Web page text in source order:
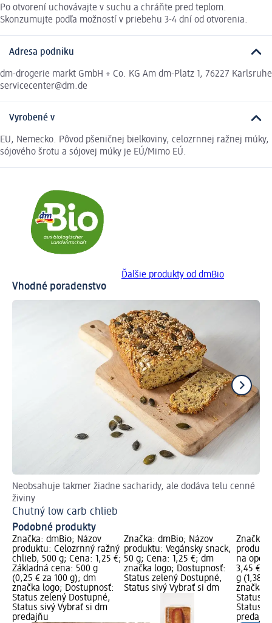
Po otvorení uchovávajte v suchu a chráňte pred teplom.
Skonzumujte podľa možností v priebehu 3-4 dní od otvorenia.
Adresa podniku
dm-drogerie markt GmbH + Co. KG Am dm-Platz 1, 76227 Karlsruhe
servicecenter@dm.de
Vyrobené v
EU, Nemecko. Pôvod pšeničnej bielkoviny, celozrnnej ražnej múky,
sójového šrotu a sójovej múky je EÚ/Mimo EÚ.
Ďalšie produkty od dmBio
Vhodné poradenstvo
Neobsahuje takmer žiadne sacharidy, ale dodáva telu cenné
živiny
Chutný low carb chlieb
Podobné produkty
Značka: dmBio; Názov
produktu: Celozrnný ražný
chlieb, 500 g; Cena: 1,25 €;
Základná cena: 500 g
(0,25 € za 100 g); dm
značka logo; Dostupnosť:
Status zelený Dostupné,
Status sivý Vybrať si dm
predajňu
Značka: dmBio; Názov
produktu: Vegánsky snack,
50 g; Cena: 1,25 €; dm
značka logo; Dostupnosť:
Status zelený Dostupné,
Status sivý Vybrať si dm
Značka:
na
3,45 €;
g (1,38
značka
Status
Status
predajňu